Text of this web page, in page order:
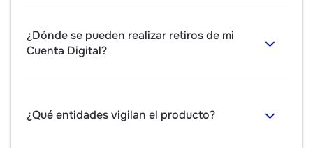
¿Dónde se pueden realizar retiros de mi
Cuenta Digital?
¿Qué entidades vigilan el producto?